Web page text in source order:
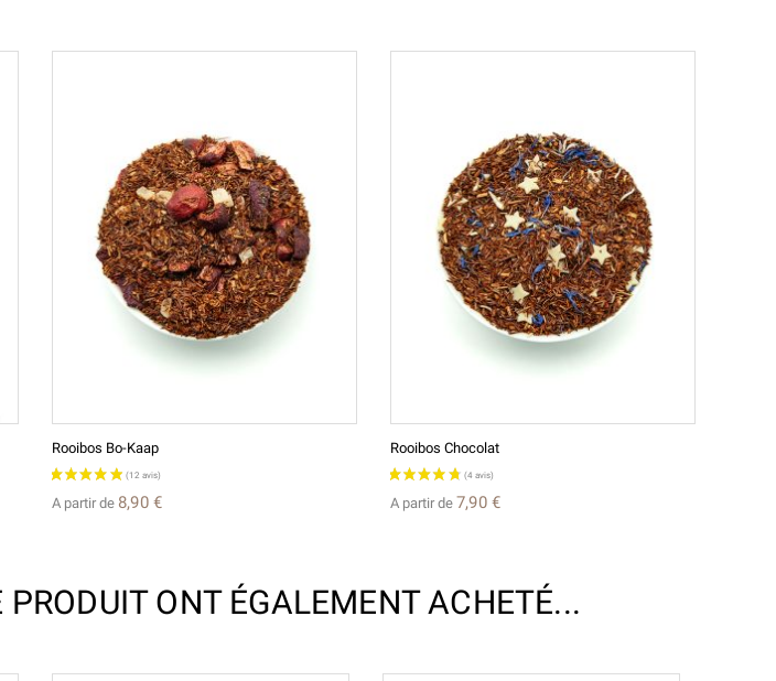
Rooibos Bo-Kaap
A partir de 8,90 €
Rooibos Chocolat
A partir de 7,90 €
ONT ÉGALEMENT ACHETÉ...